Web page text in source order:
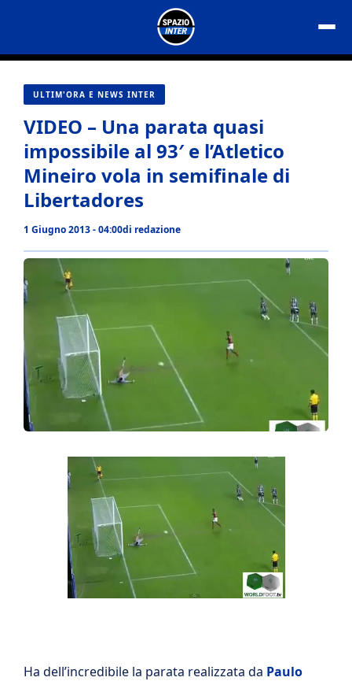
contenuto
ULTIM'ORA E NEWS INTER
VIDEO – Una parata quasi
impossibile al 93′ e l’Atletico
Mineiro vola in semifinale di
Libertadores
1 Giugno 2013 - 04:00di redazione
Ha dell’incredibile la parata realizzata da Paulo